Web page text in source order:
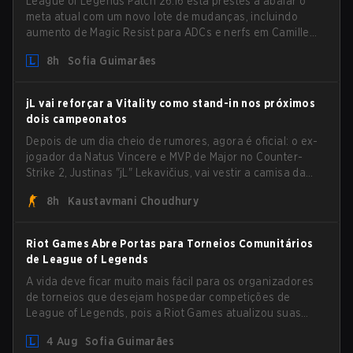
meta atual com um novo lote de mudanças, incluindo
aumento de Magic Resist para ADCs e nerfs em Camille
8h
Sofia Guimarães
jL vai reforçar a Vitality como stand-in nos próximos
dois campeonatos
Depois de um dia cheio de rumores, agora é oficial: o ex-
jogador da Natus Vincere e MVP de Major no Counter-
Strike 2, Justinas "jL" Lekavičius, vai vestir a camisa da
Bucharest.
8h Kaustavmani Choudhury
Riot Games Abre Portas para Torneios Comunitários
de League of Legends
A vida deve ficar muito mais fácil para os organizadores
de torneios que desejam hospedar competições de
League of Legends, pois a Riot Games atualizou suas
removem várias restrições desatualizadas.
4 Aug Sofia Guimarães